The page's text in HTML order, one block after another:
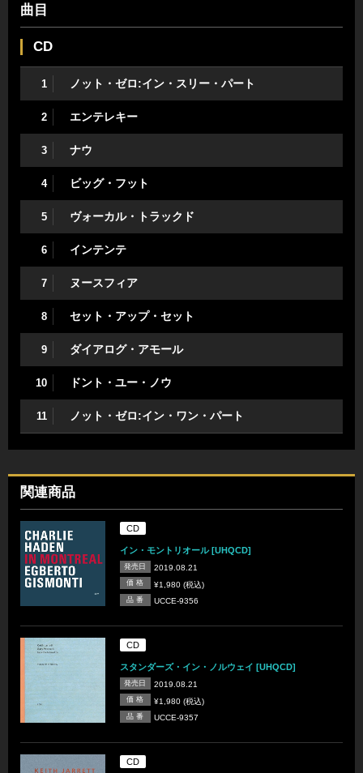
曲目
CD
1 ノット・ゼロ:イン・スリー・パート
2 エンテレキー
3 ナウ
4 ビッグ・フット
5 ヴォーカル・トラックド
6 インテンテ
7 ヌースフィア
8 セット・アップ・セット
9 ダイアログ・アモール
10 ドント・ユー・ノウ
11 ノット・ゼロ:イン・ワン・パート
関連商品
CD
イン・モントリオール [UHQCD]
発売日 2019.08.21
価 格 ¥1,980 (税込)
品 番 UCCE-9356
CD
スタンダーズ・イン・ノルウェイ [UHQCD]
発売日 2019.08.21
価 格 ¥1,980 (税込)
品 番 UCCE-9357
CD